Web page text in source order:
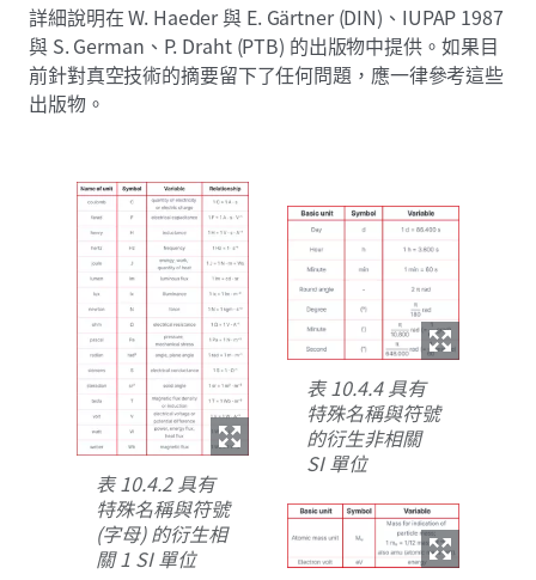
詳細說明在 W. Haeder 與 E. Gärtner (DIN)、IUPAP 1987
與 S. German、P. Draht (PTB) 的出版物中提供。如果目
前針對真空技術的摘要留下了任何問題，應一律參考這些
出版物。
表 10.4.2 具有
特殊名稱與符號
(字母) 的衍生相
關 1 SI 單位
表 10.4.4 具有
特殊名稱與符號
的衍生非相關
SI 單位